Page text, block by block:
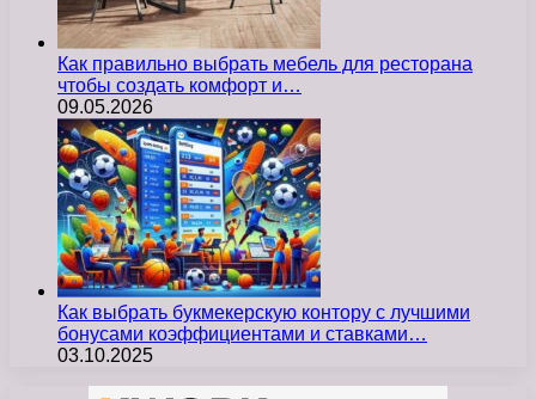
Как правильно выбрать мебель для ресторана
чтобы создать комфорт и…
09.05.2026
Как выбрать букмекерскую контору с лучшими
бонусами коэффициентами и ставками…
03.10.2025